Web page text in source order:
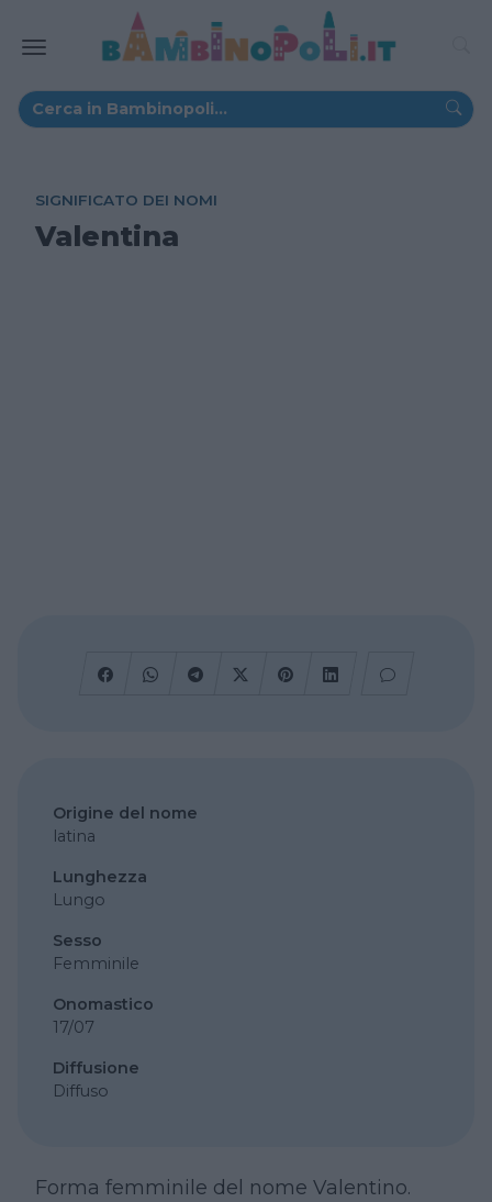
SIGNIFICATO DEI NOMI
Valentina
Origine del nome
latina
Lunghezza
Lungo
Sesso
Femminile
Onomastico
17/07
Diffusione
Diffuso
Forma femminile del nome Valentino.